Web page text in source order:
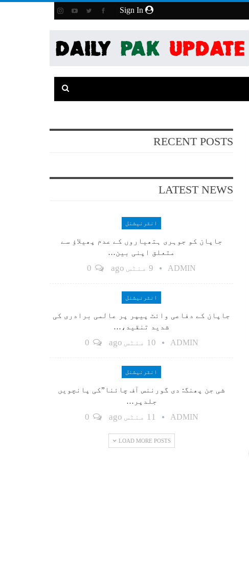
RECENT POSTS
LATEST NEWS
انٹرنیشنل
جاپان کو جوہری ہتھیاروں کے عدم پھیلاؤ سے
متعلق اپنی بین…
ADMIN 9 منٹس ago
انٹرنیشنل
جاپان کے دفاعی وائٹ پیپر پر عالمی برادری کی
شدید تنقید،…
ADMIN 10 منٹس ago
انٹرنیشنل
شی جن پھنگ: دی گورننس آف چائنا”کی پانچویں
جلدپر…
ADMIN 11 منٹس ago
LOAD MORE POSTS